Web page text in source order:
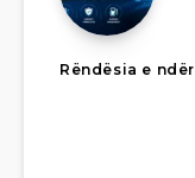
Rëndësia e